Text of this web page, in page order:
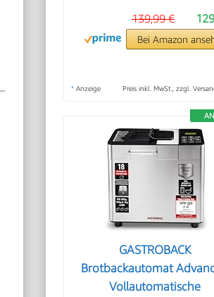
139,99 €
Bei Amazon
* Anzeige Preis inkl. MwSt., zzgl.
GASTROBACK
Brotbackautomat
Vollautomatische